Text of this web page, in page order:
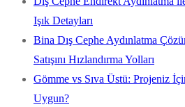
Işık Detayları
Bina Dış Cephe Aydınlatma
Satışını Hızlandırma Yolları
Gömme vs Sıva Üstü: Projeniz
Uygun?